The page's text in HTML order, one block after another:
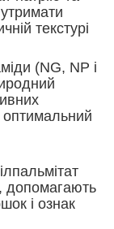
текстурі
(NG, NP і
оптимальний
допомагають
і ознак